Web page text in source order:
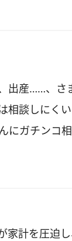
出産……、さ
相談しにく
にガチンコ相
家計を圧迫